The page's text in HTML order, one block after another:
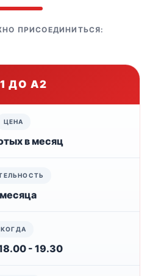
ПРИСОЕДИНИТЬСЯ:
ДО A2
в месяц
- 19.30